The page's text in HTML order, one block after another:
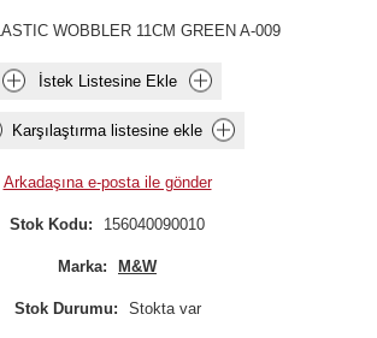
WOBBLER 11CM GREEN A-009
İstek Listesine Ekle
Karşılaştırma listesine ekle
Arkadaşına e-posta ile gönder
Stok Kodu: 156040090010
Marka: M&W
Stok Durumu: Stokta var